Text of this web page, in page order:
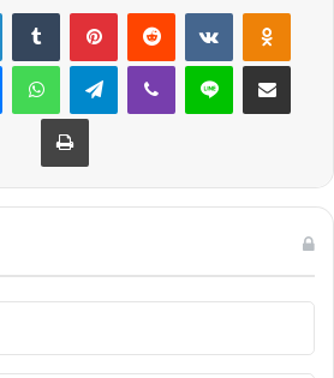
LinkedInTumblr PinterestReddit VKontakte
MessengerWhatsAppTelegramViber Line E-Posta ile
Yazdır